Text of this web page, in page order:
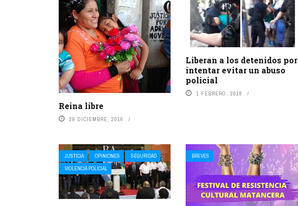
Reina libre
29 DICIEMBRE, 2016
Liberan a los detenidos por
intentar evitar un abuso
policial
1 FEBRERO, 2018
JUSTICIA OPINIONES
SEGURIDAD
VIOLENCIA POLICIAL
BREVES